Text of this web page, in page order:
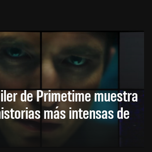
de Primetime muestra
más intensas de